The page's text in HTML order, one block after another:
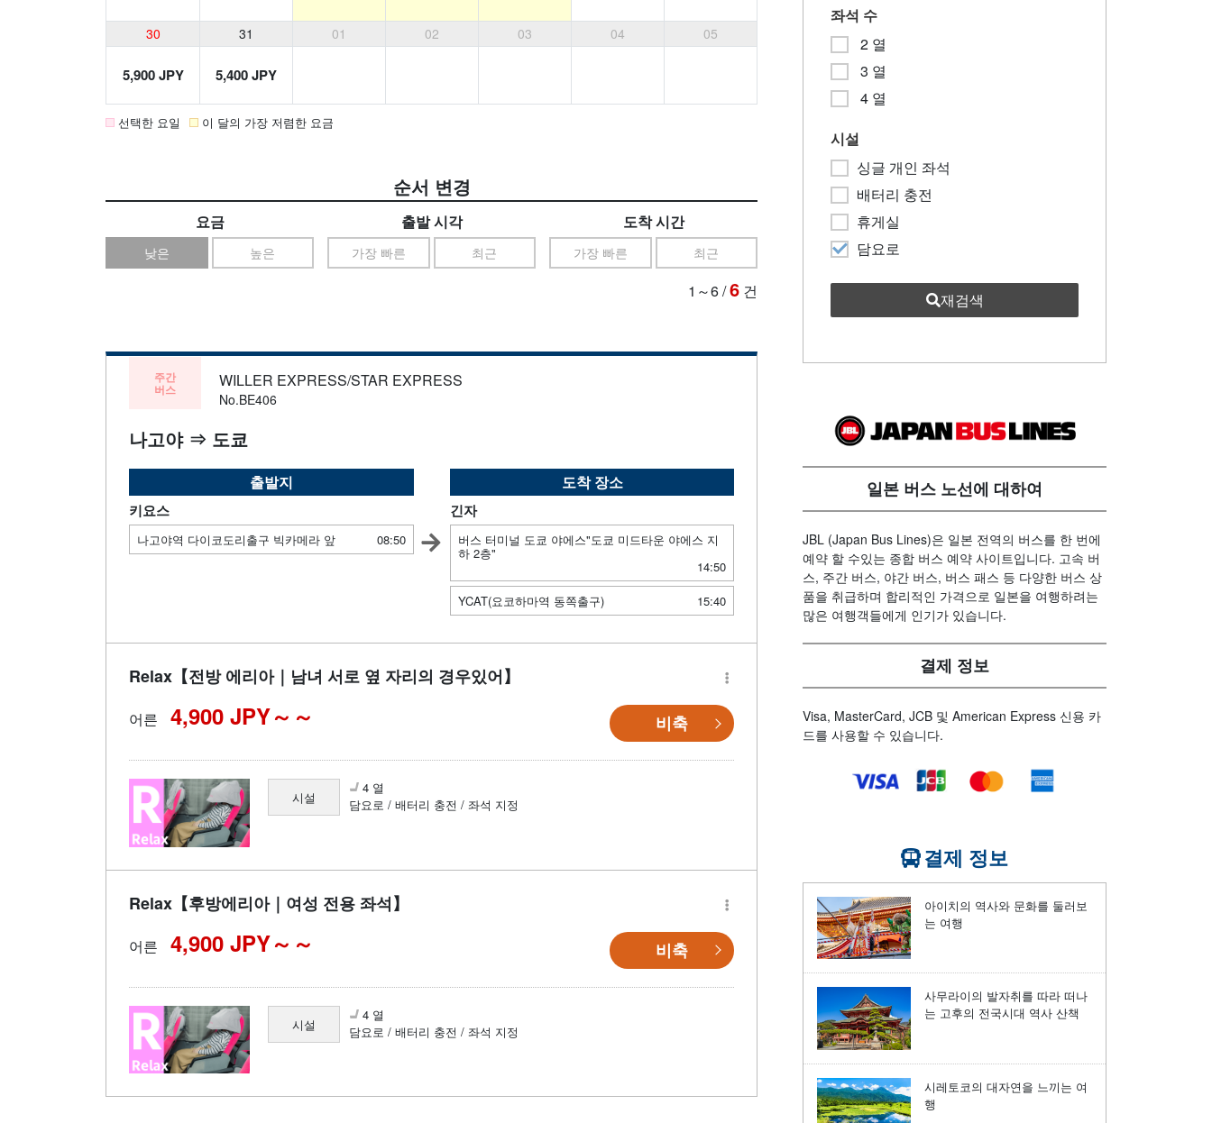
30 31 01 02 03 04 05
5,900 JPY 5,400 JPY
선택한 요일 이 달의 가장 저렴한 요금
순서 변경
요금
낮은 높은
출발 시각
가장 빠른 최근
도착 시간
가장 빠른 최근
1～6/6 건
주간
버스 WILLER EXPRESS/STAR EXPRESS
No.BE406
나고야 ⇒ 도쿄
출발지
키요스
나고야역 다이코도리출구 빅카메라 앞 08:50
도착 장소
긴자
버스 터미널 도쿄 야에스"도쿄 미드타운 야에스 지
하 2층"
14:50
YCAT(요코하마역 동쪽출구)
15:40
Relax【전방 에리아｜남녀 서로 옆 자리의 경우있어】
어른 4,900 JPY～ 비축
시설
4 열
담요로 / 배터리 충전 / 좌석 지정
Relax【후방에리아｜여성 전용 좌석】
어른 4,900 JPY～ 비축
시설
4 열
담요로 / 배터리 충전 / 좌석 지정
좌석 수
2 열
3 열
4 열
시설
싱글 개인 좌석
배터리 충전
휴게실
담요로
재검색
일본 버스 노선에 대하여
JBL (Japan Bus Lines)은 일본 전역의 버스를 한 번에
예약 할 수있는 종합 버스 예약 사이트입니다. 고속 버
스, 주간 버스, 야간 버스, 버스 패스 등 다양한 버스 상
품을 취급하며 합리적인 가격으로 일본을 여행하려는
많은 여행객들에게 인기가 있습니다.
결제 정보
Visa, MasterCard, JCB 및 American Express 신용 카
드를 사용할 수 있습니다.
결제 정보
아이치의 역사와 문화를 둘러보
는 여행
사무라이의 발자취를 따라 떠나
는 고후의 전국시대 역사 산책
시레토코의 대자연을 느끼는 여
행